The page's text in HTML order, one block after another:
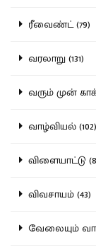
ரீவைண்ட் (79)
வரலாறு (131)
வரும் முன்
வாழ்வியல் (102)
விளையாட்டு
விவசாயம் (43)
வேலையும்